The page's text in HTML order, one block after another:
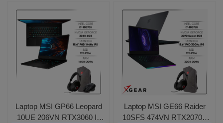
Laptop MSI GP66 Leopard
10UE 206VN RTX3060 I7
Laptop MSI GE66 Raider
10SFS 474VN RTX2070S